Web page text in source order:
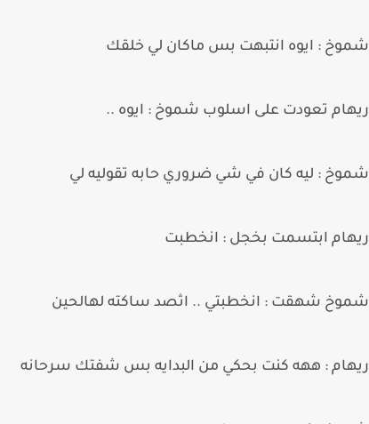
شموخ : ايوه انتبهت بس ماكان لي خلقك
ريهام تعودت على اسلوب شموخ : ايوه ..
شموخ : ليه كان في شي ضروري حابه تقوليه لي
ريهام ابتسمت بخجل : انخطبت
شموخ شهقت : انخطبتي .. اثصد ساكته لهالحين
ريهام : ههه كنت بحكي من البدايه بس شفتك سرحانه